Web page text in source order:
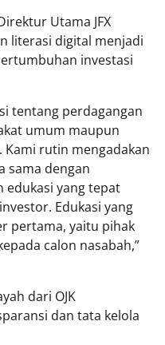
Utama JFX
literasi digital menjadi
investasi
tentang perdagangan
umum maupun
Kami rutin mengadakan
sama dengan
edukasi yang tepat
Edukasi yang
pertama, yaitu pihak
calon nasabah,”
dari OJK
dan tata kelola